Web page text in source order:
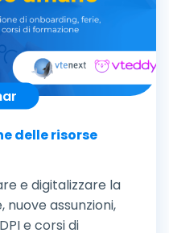
delle risorse
e digitalizzare la
nuove assunzioni,
e corsi di